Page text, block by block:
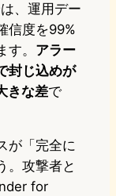
、運用デー
信度を99%
。 アラー
封じ込めが
きな差で
が「完全に
。攻撃者と
for